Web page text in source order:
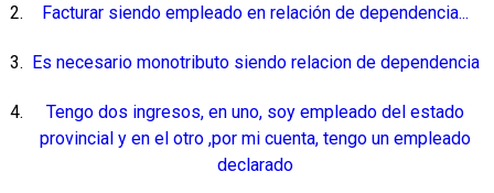
Facturar siendo empleado en relación de dependencia...
Es necesario monotributo siendo relacion de dependencia
Tengo dos ingresos, en uno, soy empleado del estado
provincial y en el otro ,por mi cuenta, tengo un empleado
declarado